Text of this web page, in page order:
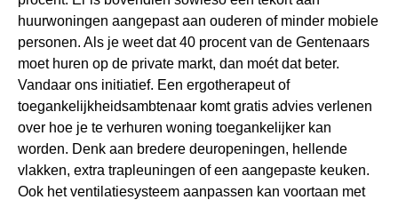
huurwoningen aangepast aan ouderen of minder mobiele
personen. Als je weet dat 40 procent van de Gentenaars
moet huren op de private markt, dan moét dat beter.
Vandaar ons initiatief. Een ergotherapeut of
toegankelijkheidsambtenaar komt gratis advies verlenen
over hoe je te verhuren woning toegankelijker kan
worden. Denk aan bredere deuropeningen, hellende
vlakken, extra trapleuningen of een aangepaste keuken.
Ook het ventilatiesysteem aanpassen kan voortaan met